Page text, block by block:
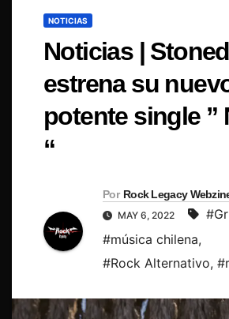
NOTICIAS
Noticias |
estrena su
potente single ”
“
Por Rock Legacy
MAY 6, 2022
#música chilena,
#Rock Alternativo,